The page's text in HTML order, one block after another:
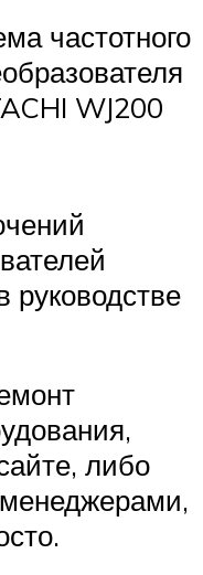
частотного
WJ200
руководстве
либо